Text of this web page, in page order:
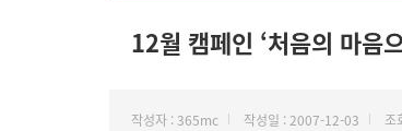
12월 캠페인 ‘처음의 마음
작성자 : 365mc 작성일 : 2007-12-03 조